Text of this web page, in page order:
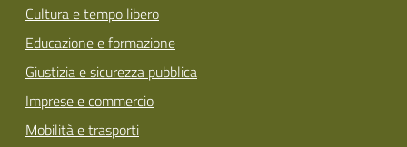
Cultura e tempo libero
Educazione e formazione
Giustizia e sicurezza pubblica
Imprese e commercio
Mobilità e trasporti